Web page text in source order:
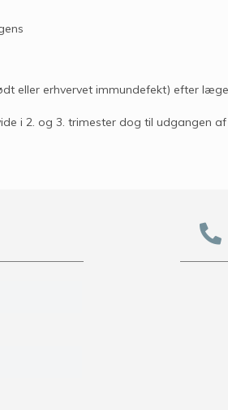
eller erhvervet immundefekt) efter
i 2. og 3. trimester dog til udgangen af